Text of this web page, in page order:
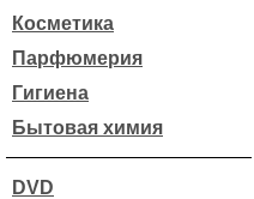
Косметика
Парфюмерия
Гигиена
Бытовая химия
DVD